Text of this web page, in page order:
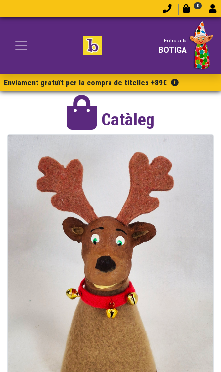
0
Entra a la
BOTIGA
Enviament gratuït per la compra de titelles +89€
Catàleg